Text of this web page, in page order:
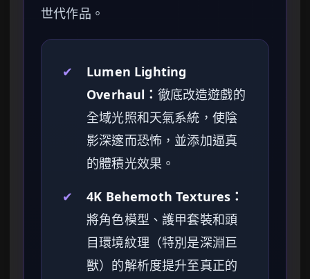
世代作品。
✔
Lumen Lighting
Overhaul： 徹底改造遊戲的
全域光照和天氣系統，使陰
影深邃而恐怖，並添加逼真
的體積光效果。
✔
4K Behemoth Textures：
將角色模型、護甲套裝和頭
目環境紋理（特別是深淵巨
獸）的解析度提升至真正的